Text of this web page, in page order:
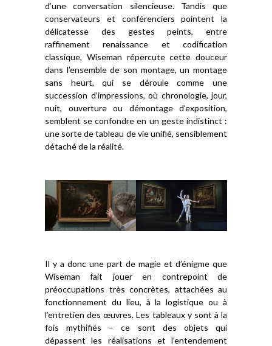
d’une conversation silencieuse. Tandis que
conservateurs et conférenciers pointent la
délicatesse des gestes peints, entre
raffinement renaissance et codification
classique, Wiseman répercute cette douceur
dans l’ensemble de son montage, un montage
sans heurt, qui se déroule comme une
succession d’impressions, où chronologie, jour,
nuit, ouverture ou démontage d’exposition,
semblent se confondre en un geste indistinct :
une sorte de tableau de vie unifié, sensiblement
détaché de la réalité.
Il y a donc une part de magie et d’énigme que
Wiseman fait jouer en contrepoint de
préoccupations très concrètes, attachées au
fonctionnement du lieu, à la logistique ou à
l’entretien des œuvres. Les tableaux y sont à la
fois mythifiés – ce sont des objets qui
dépassent les réalisations et l’entendement